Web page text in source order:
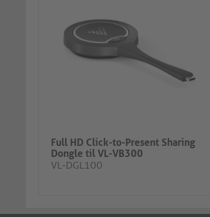
Full HD Click-to-Present Sharing
Dongle til VL-VB300
VL-DGL100